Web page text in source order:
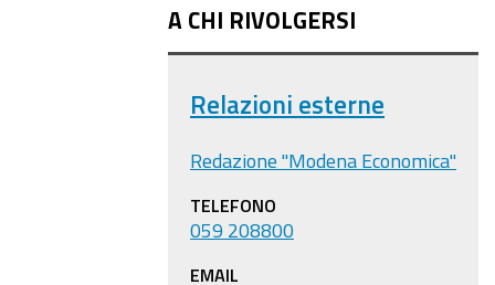
A CHI RIVOLGERSI
Relazioni esterne
Redazione "Modena Economica"
TELEFONO
059 208800
EMAIL